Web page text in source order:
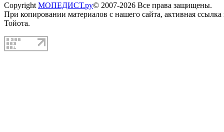
Copyright МОПЕДИСТ.ру© 2007-2026 Все права защищены.
При копировании материалов с нашего сайта, активная
Тойота.